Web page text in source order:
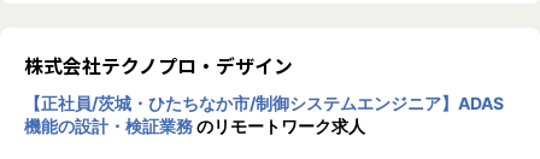
程プロジェクトの増加といった世の中で技術
者集団として価値提供を行うために、エンジ
ニアが生涯活躍できる環境を考え事業運営を
行っています。
株式会社テクノプロ・デザイン
【正社員/茨城・ひたちなか市/制御システムエンジニア】ADAS
機能の設計・検証業務のリモートワーク求人